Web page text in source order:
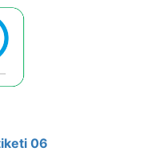
06